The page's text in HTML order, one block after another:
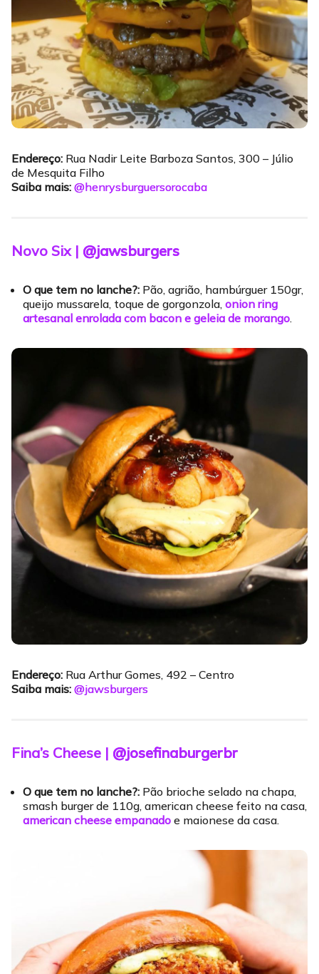
Endereço: Rua Nadir Leite Barboza Santos, 300 – Júlio
de Mesquita Filho
Saiba mais: @henrysburguersorocaba
Novo Six | @jawsburgers
O que tem no lanche?: Pão, agrião, hambúrguer 150gr,
queijo mussarela, toque de gorgonzola, onion ring
artesanal enrolada com bacon e geleia de morango.
Endereço: Rua Arthur Gomes, 492 – Centro
Saiba mais: @jawsburgers
Fina’s Cheese | @josefinaburgerbr
O que tem no lanche?: Pão brioche selado na chapa,
smash burger de 110g, american cheese feito na casa,
american cheese empanado e maionese da casa.